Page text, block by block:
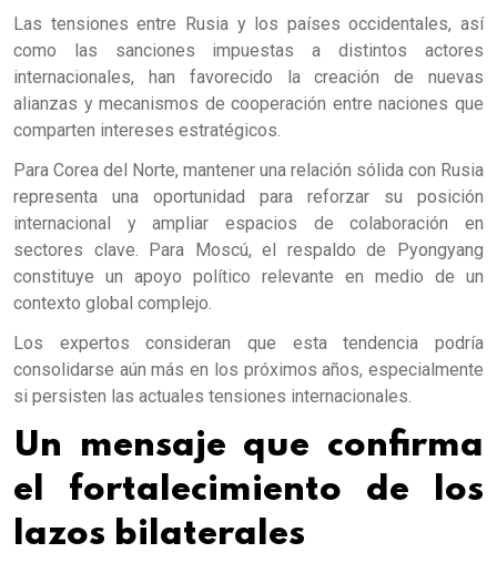
Las tensiones entre Rusia y los países occidentales, así
como las sanciones impuestas a distintos actores
internacionales, han favorecido la creación de nuevas
alianzas y mecanismos de cooperación entre naciones que
comparten intereses estratégicos.
Para Corea del Norte, mantener una relación sólida con Rusia
representa una oportunidad para reforzar su posición
internacional y ampliar espacios de colaboración en
sectores clave. Para Moscú, el respaldo de Pyongyang
constituye un apoyo político relevante en medio de un
contexto global complejo.
Los expertos consideran que esta tendencia podría
consolidarse aún más en los próximos años, especialmente
si persisten las actuales tensiones internacionales.
Un mensaje que confirma
el fortalecimiento de los
lazos bilaterales